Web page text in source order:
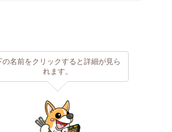
の名前をクリックすると詳細が見ら
れます。